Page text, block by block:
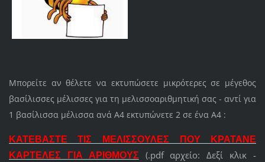
Μπορείτε αν θέλετε να εκτυπώσετε μικρότερες σε μέγεθος
βασίλισσες μέλισσες για τη μελισσοαριθμητική σας - αντί για
1 βασίλισσα μέλισσα ανά Α4 εκτυπώνετε 2 σε ένα Α4 :
ΚΑΤΕΒΑΣΤΕ ΤΙΣ
ΜΕΛΙΣΣΟΥΛΕΣ ΠΟΥ ΚΡΑΤΑΝΕ
ΚΑΡΤΕΛΕΣ ΓΙΑ ΑΡΙΘΜΟΥΣ
(.pdf αρχείο:Δεξί κλικ -